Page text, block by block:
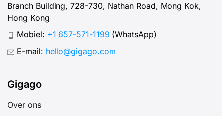
Branch Building, 728-730, Nathan Road, Mong Kok,
Hong Kong
Mobiel: +1 657-571-1199 (WhatsApp)
E-mail: hello@gigago.com
Gigago
Over ons